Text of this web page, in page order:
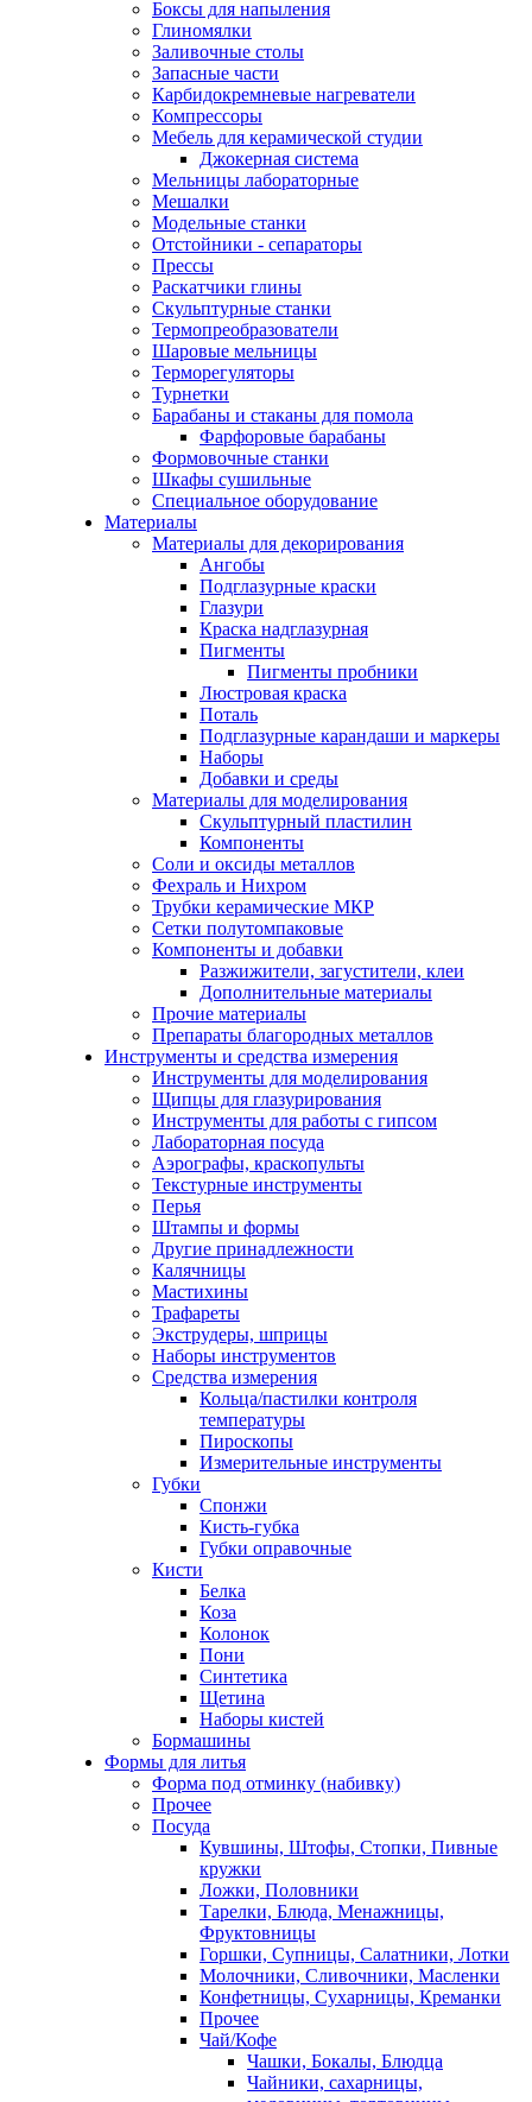
Боксы для напыления
Глиномялки
Заливочные столы
Запасные части
Карбидокремневые нагреватели
Компрессоры
Мебель для керамической студии
Джокерная система
Мельницы лабораторные
Мешалки
Модельные станки
Отстойники - сепараторы
Прессы
Раскатчики глины
Скульптурные станки
Термопреобразователи
Шаровые мельницы
Терморегуляторы
Турнетки
Барабаны и стаканы для помола
Фарфоровые барабаны
Формовочные станки
Шкафы сушильные
Специальное оборудование
Материалы
Материалы для декорирования
Ангобы
Подглазурные краски
Глазури
Краска надглазурная
Пигменты
Пигменты пробники
Люстровая краска
Поталь
Подглазурные карандаши и маркеры
Наборы
Добавки и среды
Материалы для моделирования
Скульптурный пластилин
Компоненты
Соли и оксиды металлов
Фехраль и Нихром
Трубки керамические МКР
Сетки полутомпаковые
Компоненты и добавки
Разжижители, загустители, клеи
Дополнительные материалы
Прочие материалы
Препараты благородных металлов
Инструменты и средства измерения
Инструменты для моделирования
Щипцы для глазурирования
Инструменты для работы с гипсом
Лабораторная посуда
Аэрографы, краскопульты
Текстурные инструменты
Перья
Штампы и формы
Другие принадлежности
Калячницы
Мастихины
Трафареты
Экструдеры, шприцы
Наборы инструментов
Средства измерения
Кольца/пастилки контроля
температуры
Пироскопы
Измерительные инструменты
Губки
Спонжи
Кисть-губка
Губки оправочные
Кисти
Белка
Коза
Колонок
Пони
Синтетика
Щетина
Наборы кистей
Бормашины
Формы для литья
Форма под отминку (набивку)
Прочее
Посуда
Кувшины, Штофы, Стопки, Пивные
кружки
Ложки, Половники
Тарелки, Блюда, Менажницы,
Фруктовницы
Горшки, Супницы, Салатники, Лотки
Молочники, Сливочники, Масленки
Конфетницы, Сухарницы, Креманки
Прочее
Чай/Кофе
Чашки, Бокалы, Блюдца
Чайники, сахарницы,